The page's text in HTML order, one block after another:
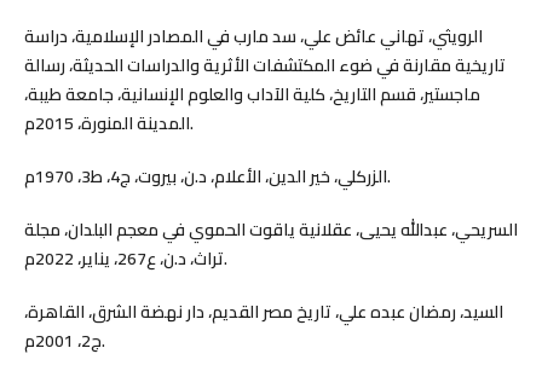
الرويثي، تهاني عائض علي، سد مارب في المصادر الإسلامية، دراسة
تاريخية مقارنة في ضوء المكتشفات الأثرية والدراسات الحديثة، رسالة
ماجستير، قسم التاريخ، كلية الآداب والعلوم الإنسانية، جامعة طيبة،
المدينة المنورة، 2015م.
الزركلي، خير الدين، الأعلام، د.ن، بيروت، ج4، ط3، 1970م.
السريحي، عبدالله يحيى، عقلانية ياقوت الحموي في معجم البلدان، مجلة
تراث، د.ن، ع267، يناير، 2022م.
السيد، رمضان عبده علي، تاريخ مصر القديم، دار نهضة الشرق، القاهرة،
ج2، 2001م.